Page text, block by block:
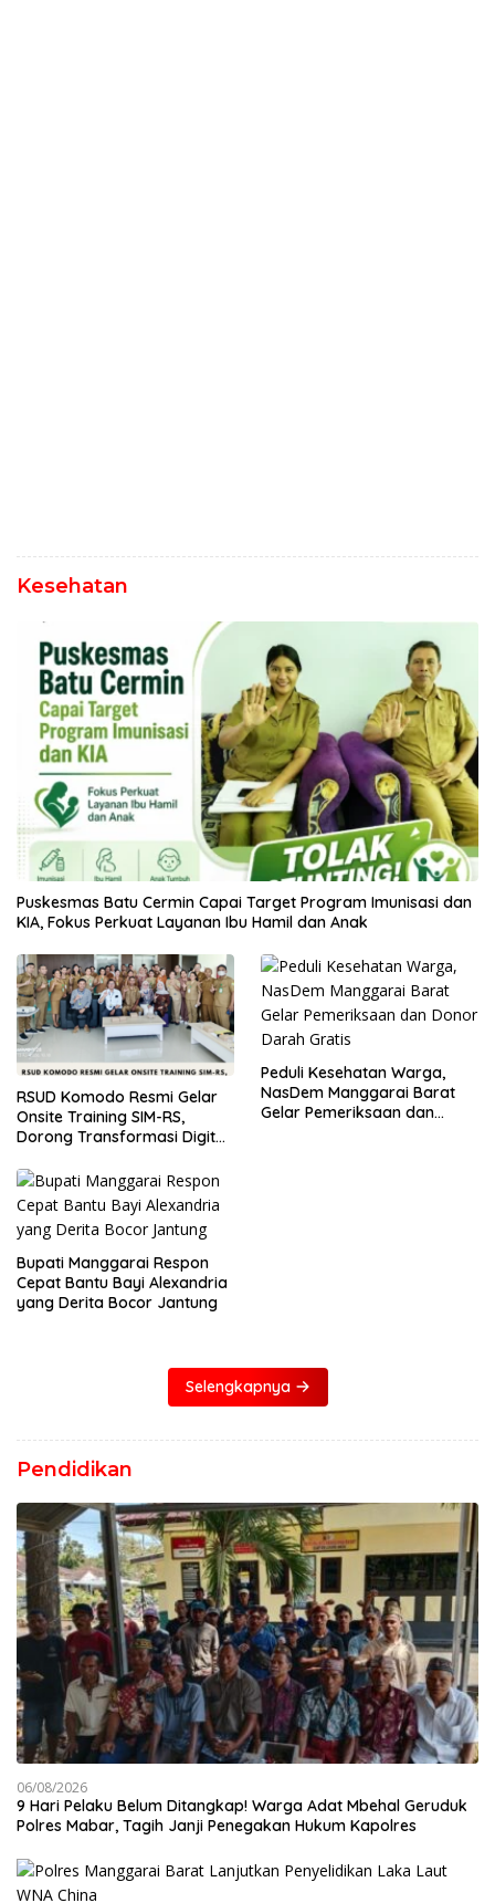
Kesehatan
Puskesmas Batu Cermin Capai Target Program Imunisasi dan
KIA, Fokus Perkuat Layanan Ibu Hamil dan Anak
RSUD Komodo Resmi Gelar
Onsite Training SIM-RS,
Dorong Transformasi Digital
Peduli Kesehatan Warga,
NasDem Manggarai Barat
Gelar Pemeriksaan dan
Bupati Manggarai Respon
Cepat Bantu Bayi Alexandria
yang Derita Bocor Jantung
Selengkapnya
Pendidikan
06/08/2026
9 Hari Pelaku Belum Ditangkap! Warga Adat Mbehal Geruduk
Polres Mabar, Tagih Janji Penegakan Hukum Kapolres